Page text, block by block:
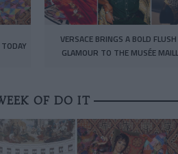
VERSACE BRINGS A BOLD
GLAMOUR TO THE MUSÉE
OF DO IT